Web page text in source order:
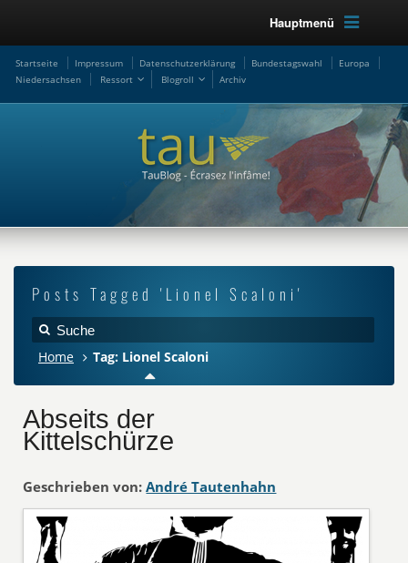
Hauptmenü
Startseite Impressum Datenschutzerklärung Bundestagswahl
Europa
Niedersachsen
Ressort Blogroll Archiv
Posts Tagged 'Lionel Scaloni'
Home Tag: Lionel Scaloni
Abseits der
Kittelschürze
Geschrieben von: André Tautenhahn